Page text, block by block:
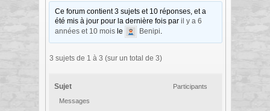
Ce forum contient 3 sujets et 10 réponses, et a
été mis à jour pour la dernière fois paril y a 6
années et 10 mois le Benipi.
3 sujets de 1 à 3 (sur un total de 3)
Sujet
Participants
Messages